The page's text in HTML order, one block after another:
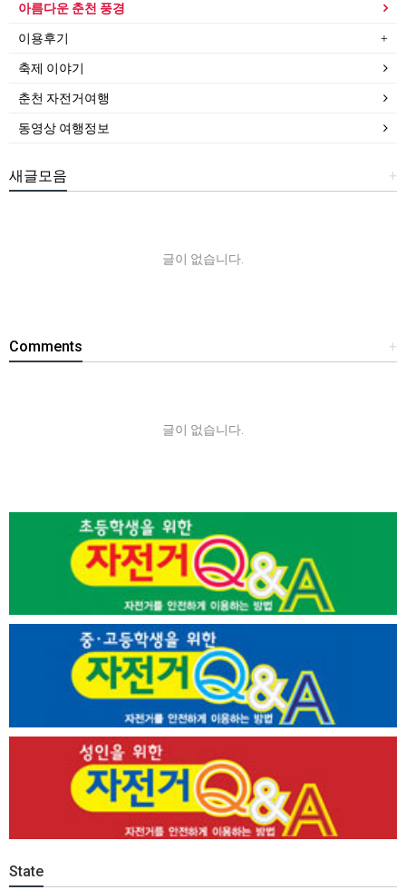
아름다운 춘천 풍경
이용후기
축제 이야기
춘천 자전거여행
동영상 여행정보
+
새글모음
글이 없습니다.
+
Comments
글이 없습니다.
State